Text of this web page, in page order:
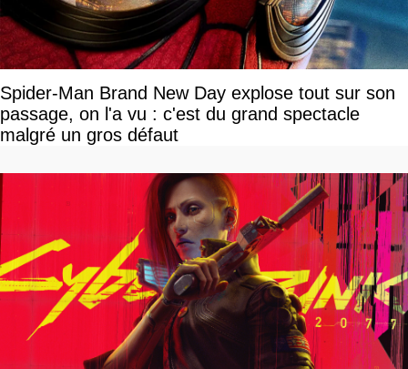
Spider-Man Brand New Day explose tout sur son
passage, on l'a vu : c'est du grand spectacle
malgré un gros défaut